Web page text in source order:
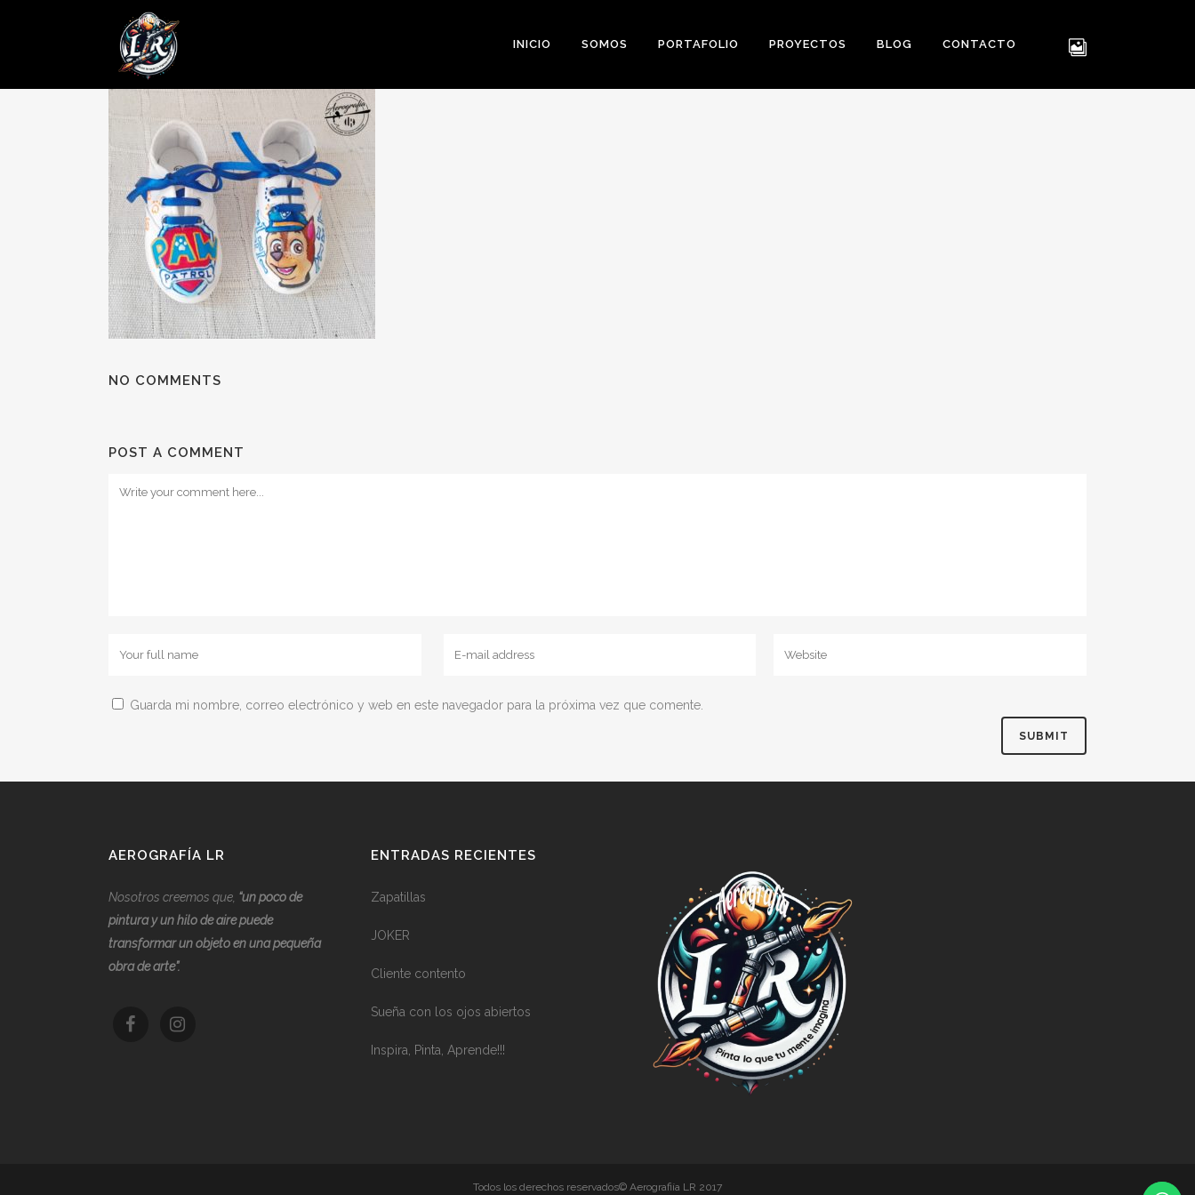
INICIO SOMOS PORTAFOLIO PROYECTOS BLOG CONTACTO
07 JUN
Posted at 18:04h
NO COMMENTS
POST A COMMENT
Guarda mi nombre, correo electrónico y web en este navegador para la próxima vez que comente.
AEROGRAFÍA LR
Nosotros creemos que, “un poco de
pintura y un hilo de aire puede
transformar un objeto en una pequeña
obra de arte”.
ENTRADAS RECIENTES
Zapatillas
JOKER
Cliente contento
Sueña con los ojos abiertos
Inspira, Pinta, Aprende!!!
Todos los derechos reservados© Aerografiía LR 2017